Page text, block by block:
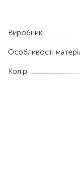
Виробник:
Особливості
Колір: